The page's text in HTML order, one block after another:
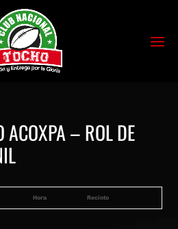
ACOXPA – ROL DE
Hora Recinto